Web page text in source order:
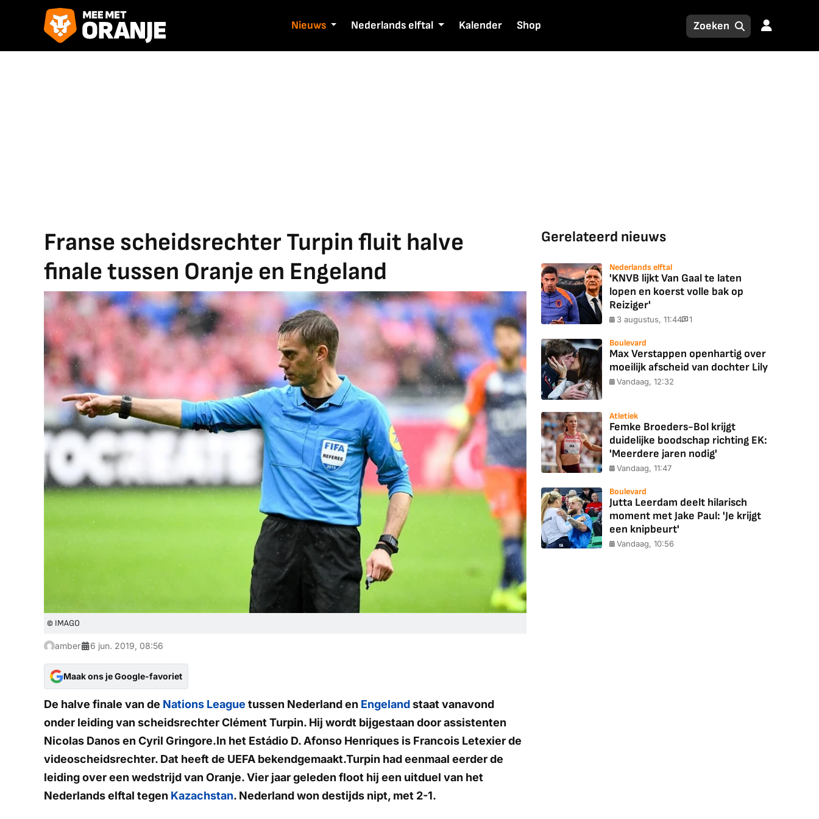
Nieuws Nederlands elftal Kalender Shop
Franse scheidsrechter Turpin fluit halve
finale tussen Oranje en Engeland
© IMAGO
amber 6 jun. 2019, 08:56
Maak ons je Google-favoriet
De halve finale van de Nations League tussen Nederland en Engelandstaat vanavond
onder leiding van scheidsrechter Clément Turpin. Hij wordt bijgestaan door assistenten
Nicolas Danos en Cyril Gringore.In het Estádio D. Afonso Henriques is Francois Letexier de
videoscheidsrechter. Dat heeft de UEFA bekendgemaakt.Turpin had eenmaal eerder de
leiding over een wedstrijd van Oranje. Vier jaar geleden floot hij een uitduel van het
Nederlands elftal tegen Kazachstan. Nederland won destijds nipt, met 2-1.
Gerelateerd nieuws
Nederlands elftal
'KNVB lijkt Van Gaal te laten
lopen en koerst volle bak op
Reiziger'
3 augustus, 11:44 1
Boulevard
Max Verstappen openhartig over
moeilijk afscheid van dochter Lily
Vandaag, 12:32
Atletiek
Femke Broeders-Bol krijgt
duidelijke boodschap richting EK:
'Meerdere jaren nodig'
Vandaag, 11:47
Boulevard
Jutta Leerdam deelt hilarisch
moment met Jake Paul: 'Je krijgt
een knipbeurt'
Vandaag, 10:56